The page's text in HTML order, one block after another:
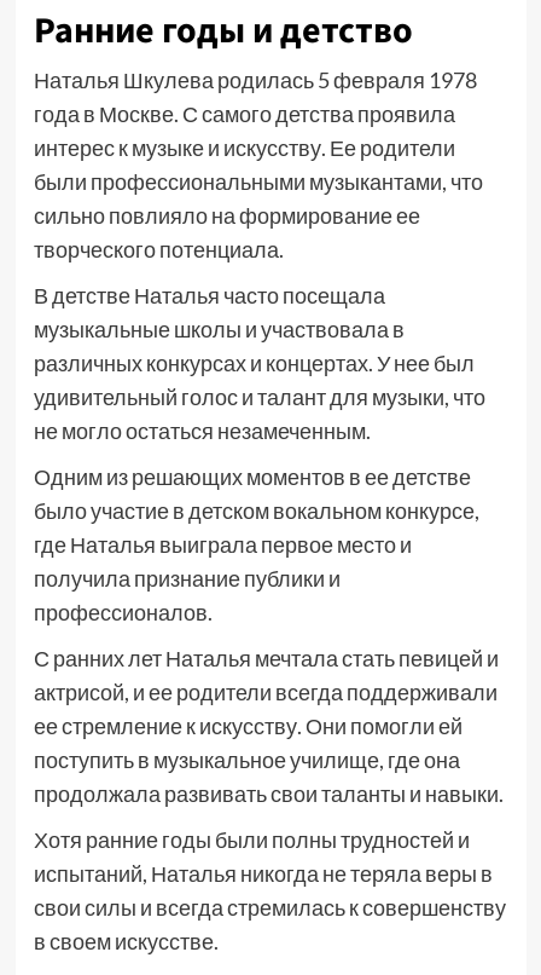
Ранние годы и детство
Наталья Шкулева родилась 5 февраля 1978
года в Москве. С самого детства проявила
интерес к музыке и искусству. Ее родители
были профессиональными музыкантами, что
сильно повлияло на формирование ее
творческого потенциала.
В детстве Наталья часто посещала
музыкальные школы и участвовала в
различных конкурсах и концертах. У нее был
удивительный голос и талант для музыки, что
не могло остаться незамеченным.
Одним из решающих моментов в ее детстве
было участие в детском вокальном конкурсе,
где Наталья выиграла первое место и
получила признание публики и
профессионалов.
С ранних лет Наталья мечтала стать певицей и
актрисой, и ее родители всегда поддерживали
ее стремление к искусству. Они помогли ей
поступить в музыкальное училище, где она
продолжала развивать свои таланты и навыки.
Хотя ранние годы были полны трудностей и
испытаний, Наталья никогда не теряла веры в
свои силы и всегда стремилась к совершенству
в своем искусстве.